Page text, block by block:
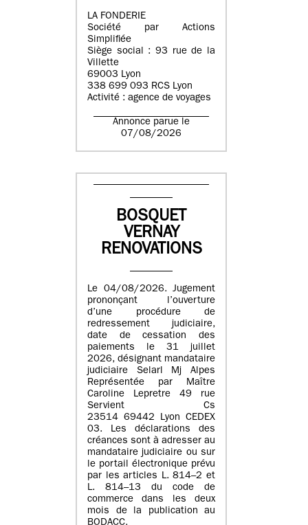
LA FONDERIE
Société par Actions
Simplifiée
Siège social : 93 rue de la
Villette
69003 Lyon
338 699 093 RCS Lyon
Activité : agence de voyages
Annonce parue le
07/08/2026
BOSQUET
VERNAY
RENOVATIONS
Le 04/08/2026. Jugement
prononçant l’ouverture
d’une procédure de
redressement judiciaire,
date de cessation des
paiements le 31 juillet
2026, désignant mandataire
judiciaire Selarl Mj Alpes
Représentée par Maître
Caroline Lepretre 49 rue
Servient Cs
23514 69442 Lyon CEDEX
03. Les déclarations des
créances sont à adresser au
mandataire judiciaire ou sur
le portail électronique prévu
par les articles L. 814–2 et
L. 814–13 du code de
commerce dans les deux
mois de la publication au